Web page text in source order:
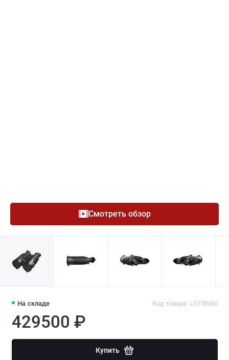
Смотреть обзор
На складе Код товара: LGTBN60
429500 ₽
Купить